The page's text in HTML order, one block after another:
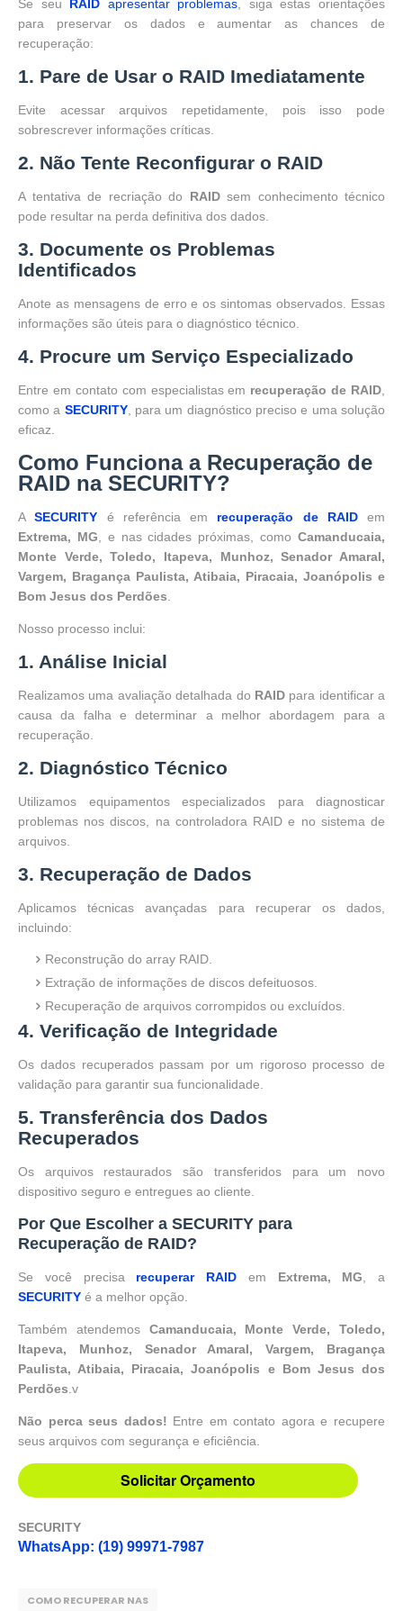
Se seu RAID apresentar problemas , siga estas orientações
para preservar os dados e aumentar as chances de
recuperação:
1. Pare de Usar o RAID Imediatamente
Evite acessar arquivos repetidamente, pois isso pode
sobrescrever informações críticas.
2. Não Tente Reconfigurar o RAID
A tentativa de recriação do RAIDsem conhecimento técnico
pode resultar na perda definitiva dos dados.
3. Documente os Problemas
Identificados
Anote as mensagens de erro e os sintomas observados. Essas
informações são úteis para o diagnóstico técnico.
4. Procure um Serviço Especializado
Entre em contato com especialistas em recuperação de RAID
como a SECURITY, para um diagnóstico preciso e uma solução
eficaz.
Como Funciona a Recuperação de
RAID na SECURITY?
ASECURITY é referência em recuperação de RAIDem
Extrema, MG , e nas cidades próximas, comoCamanducaia,
Monte Verde, Toledo, Itapeva, Munhoz, Senador Amaral,
Vargem, Bragança Paulista, Atibaia, Piracaia, Joanópolis e
Bom Jesus dos Perdões
Nosso processo inclui:
1. Análise Inicial
Realizamos uma avaliação detalhada do RAIDpara identificar a
causa da falha e determinar a melhor abordagem para a
recuperação.
2. Diagnóstico Técnico
Utilizamos equipamentos especializados para diagnosticar
problemas nos discos, na controladora RAID e no sistema de
arquivos.
3. Recuperação de Dados
Aplicamos técnicas avançadas para recuperar os dados,
incluindo:
Reconstrução do array RAID.
Extração de informações de discos defeituosos.
Recuperação de arquivos corrompidos ou excluídos.
4. Verificação de Integridade
Os dados recuperados passam por um rigoroso processo de
validação para garantir sua funcionalidade.
5. Transferência dos Dados
Recuperados
Os arquivos restaurados são transferidos para um novo
dispositivo seguro e entregues ao cliente.
Por Que Escolher a SECURITY para
Recuperação de RAID?
Se você precisa recuperar RAID em Extrema, MG , a
SECURITY é a melhor opção.
Também atendemos Camanducaia, Monte Verde, Toledo,
Itapeva, Munhoz, Senador Amaral, Vargem, Bragança
Paulista, Atibaia, Piracaia, Joanópolis e Bom Jesus dos
Perdões .v
Não perca seus dados! Entre em contato agora e recupere
seus arquivos com segurança e eficiência.
Solicitar Orçamento
SECURITY
WhatsApp: (19) 99971-7987
COMO RECUPERAR NAS